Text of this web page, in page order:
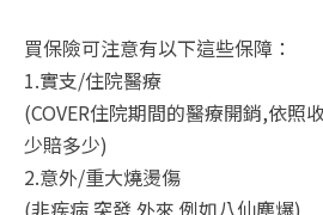
買保險可注意有以下這些保障：
1.實支/住院醫療
(COVER住院期間的醫療開銷,依照
少賠多少)
2.意外/重大燒燙傷